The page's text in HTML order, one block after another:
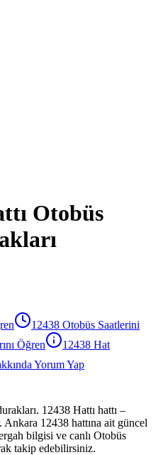
Otobüs
12438 Otobüs Saatlerini
Öğren 12438 Hat
Yorum Yap
12438 Hattı hattı –
Ankara 12438 hattına ait güncel
bilgisi ve canlı Otobüs
takip edebilirsiniz.